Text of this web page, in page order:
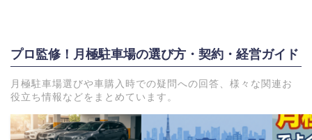
プロ監修！月極駐車場の選び方・契約・経営ガイド
月極駐車場選びや車購入時での疑問への回答、様々な関連お
役立ち情報などをまとめています。